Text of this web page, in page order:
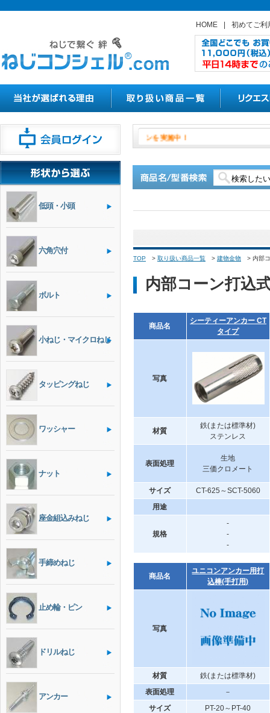
HOME 初めてご利
低頭・小頭
六角穴付
ボルト
小ねじ・マイクロねじ
タッピングねじ
ワッシャー
ナット
座金組込みねじ
手締めねじ
止め輪・ピン
ドリルねじ
アンカー
１日よりやきつかナットの割
TOP > 取り扱い商品一覧 > 建物金物 > 内部
内部コーン打込
商品名
シーティーアンカー CT
タイプ
写真
材質
鉄(または標準材)
ステンレス
表面処理
生地
三価クロメート
サイズ
CT-625～SCT-5060
用途
規格
-
-
-
商品名
ユニコンアンカー用打
込棒(手打用)
写真
材質
鉄(または標準材)
表面処理
－
サイズ
PT-20～PT-40